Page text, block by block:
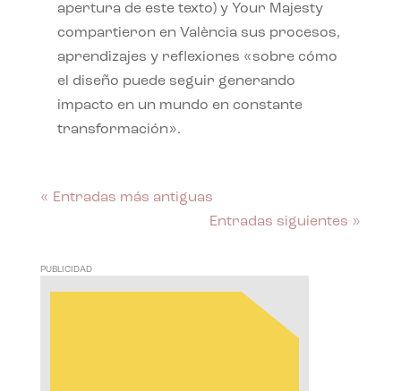
apertura de este texto) y Your Majesty
compartieron en València sus procesos,
aprendizajes y reflexiones «sobre cómo
el diseño puede seguir generando
impacto en un mundo en constante
transformación».
« Entradas más antiguas
Entradas siguientes »
PUBLICIDAD